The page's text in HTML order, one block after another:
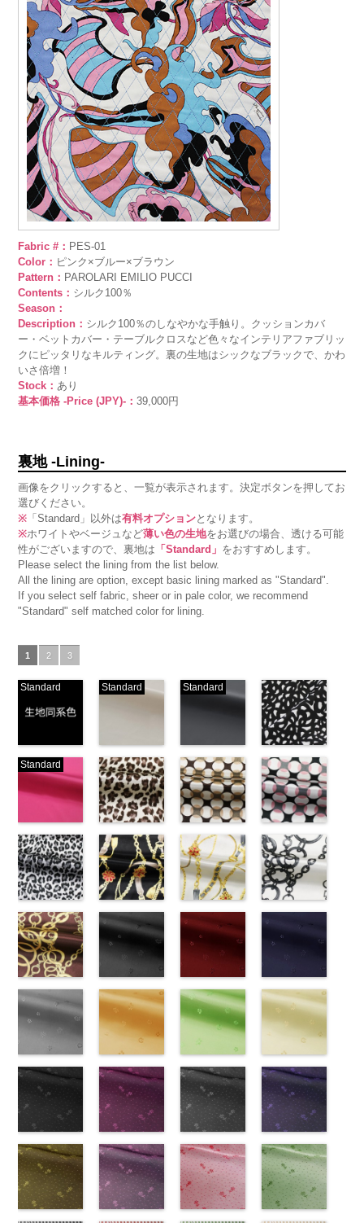
Fabric #： PES-01
Color： ピンク×ブルー×ブラウン
Pattern： PAROLARI EMILIO PUCCI
Contents： シルク100％
Season：
Description： シルク100％のしなやかな手触り。クッションカバ
ー・ベットカバー・テーブルクロスなど色々なインテリアファブリッ
クにピッタリなキルティング。裏の生地はシックなブラックで、かわ
いさ倍増！
Stock：あり
基本価格 -Price (JPY)-：39,000円
裏地 -Lining-
画像をクリックすると、一覧が表示されます。決定ボタンを押してお
選びください。
※ 「Standard」以外は有料オプションとなります。
※ホワイトやベージュなど薄い色の生地をお選びの場合、透ける可能
性がございますので、裏地は 「Standard」 をおすすめします。
Please select the lining from the list below.
All the lining are option, except basic lining marked as "Standard".
If you select self fabric, sheer or in pale color, we recommend
"Standard" self matched color for lining.
1 2 3
(-/TK)
http://www.anys.co.jp/wp-
content/uploads/2013/04/jpg
ステル100％
CHARALIST、
d.、
DOLCELABY、
JEANNE、
LUNAMARY、
LUNAMARY
ラージサイ
Macolina、
NUDE、
pinkywolman
Standard
(221/OT)
http://www.anys.co.jp/wp-
content/uploads/2013/04/221.jpg
221 ベージュ
ステル100％
CHARALIST、
d.、
DOLCELABY、
JEANNE、
LUNAMARY、
LUNAMARY
ラージサイ
Macolina、
NUDE、
pinkywolman
Standard
(19/OT)
http://www.anys.co.jp/wp-
content/uploads/2013/02/19.jpg
19 ブラック
ステル100％
CHARALIST、
d.、
DOLCELABY、
JEANNE、
LUNAMARY、
LUNAMARY
ラージサイ
Macolina、
NUDE、
pinkywolman
Standard
ワイト模様
(KKP3601-
24-C)
http://
24-c.jpg
KKP3601-24-
C ブラック×
ホワイト
テル100％
DOLCELABY、
FairyRose
(777/OT)
http://www.anys.co.jp/wp-
content/uploads/2013/08/777.jpg
777 ピンク
ステル100％
CHARALIST、
d.、
DOLCELABY、
JEANNE、
LUNAMARY、
LUNAMARY
ラージサイ
Macolina、
NUDE、
pinkywolman
Standard
ブラウン
(KKP1092-
55-B/UN)
http://www.anys.co.jp/wp-
55-b.jpg
KKP1092-55-
ブラウン
レオパード柄
100％
DOLCELABY
6000
柄ベージュ
(KKP1092-
93-C/UN)
http://www.anys.co.jp/wp-
93-c.jpg
KKP1092-93-
ベージュ
幾何学ドット
テル100％
DOLCELABY
柄ピンク
(KKP1092-
93-D/UN)
http://
93-d.jpg
KKP1092-93-
ピンク
100％
DOLCELABY
グレー
(KKP1092-
55-C/UN)
http://www.anys.co.jp/wp-
55-c.jpg
KKP1092-55-
グレー
オパード柄
100％
DOLCELABY
6000
ト柄ブラック
(KKP1092-
137-D/UN)
http://www.anys.co.jp/wp-
137-d.jpg
KKP1092-
137-D ブラッ
チェーン
リエステル
100％
DOLCELABY
6000
ト柄ホワイト
(KKP1092-
137-A/UN)
http://www.anys.co.jp/wp-
137-a.jpg
KKP1092-
ホワイ
チェーン
リエステル
100％
DOLCELABY
6000
ワイト
(KKP2090-
145-A/UN)
145-a.jpg
KKP2090-
ホワイ
チェーン
テル100％
DOLCELABY
6000
ラウン
(KKP21090-
145-B/UN)
http://www.anys.co.jp/wp-
145-b.jpg
KKP2090-
145-B
ブラウ
チェーン
テル100％
DOLCELABY
6000
(AK203-
55/LT)
http://www.anys.co.jp/wp-
content/uploads/2013/05/ak203-
AK203-55 ブ
ラック
花柄
キュプラ
100％
FairyRose
6000
(AK203-
51/LT)
http://www.anys.co.jp/wp-
content/uploads/2013/05/ak203-
AK203-51 レ
ッド
花柄
キ
ュプラ100％
DOLCELABY、
6000
(AK203-
50/LT)
http://
content/uploads/
AK203-50 ネ
イビー
キュプラ
100％
FairyRose
6000
(AK203-
31/LT)
http://www.anys.co.jp/wp-
content/uploads/2013/05/ak203-
AK203-31 グ
レー 花柄 キ
ュプラ100％
DOLCELABY、
(AK203-
29/LT)
http://www.anys.co.jp/wp-
content/uploads/2013/05/ak203-
AK203-29 オ
レンジ
花柄
キュプラ
100％
(AK203-
27/LT)
http://www.anys.co.jp/wp-
content/uploads/2013/05/ak203-
AK203-27 グ
リーン 花柄
キュプラ
100％
(AK203-
11/LT)
http://
content/uploads/
11 ベージュ
花柄 キュプ
ラ100％
DOLCELABY、
ラック
(AK201-
55/LT)
http://www.anys.co.jp/wp-
ンク(AK201-
53/LT)
http://www.anys.co.jp/wp-
content/uploads/2013/05/ak201-
レー(AK201-
52/LT)
http://www.anys.co.jp/wp-
content/uploads/2013/04/ak201-
イビー
(AK201-
50/LT)
http://